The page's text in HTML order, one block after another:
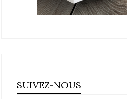
SUIVEZ-NOUS